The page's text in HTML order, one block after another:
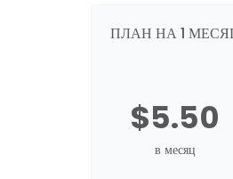
ПЛАН НА 1
$5.50
в месяц